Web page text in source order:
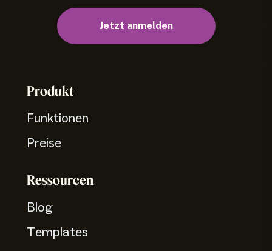
Jetzt anmelden
Produkt
Funktionen
Preise
Ressourcen
Blog
Templates